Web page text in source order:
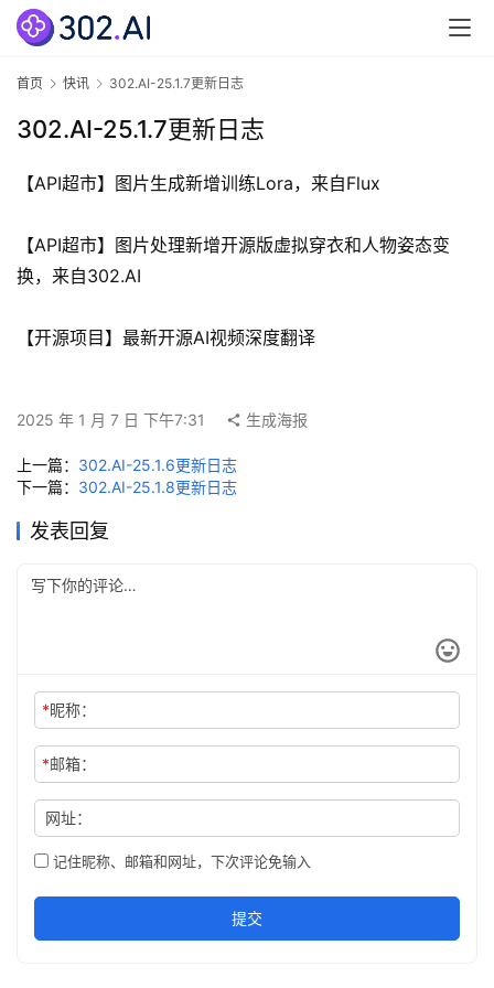
页
0
2
.
A
网
题
更
新
志
3
入
门
指
南
下
客
首页 快讯 302.AI-25.1.7更新日志
302.AI-25.1.7更新日志
【API超市】图片生成新增训练Lora，来自Flux
【API超市】图片处理新增开源版虚拟穿衣和人物姿态变
换，来自302.AI
【开源项目】最新开源AI视频深度翻译
2025 年 1 月 7 日 下午7:31 生成海报
上一篇： 302.AI-25.1.6更新日志
下一篇： 302.AI-25.1.8更新日志
发表回复
*昵称：
*邮箱：
网址：
记住昵称、邮箱和网址，下次评论免输入
提交